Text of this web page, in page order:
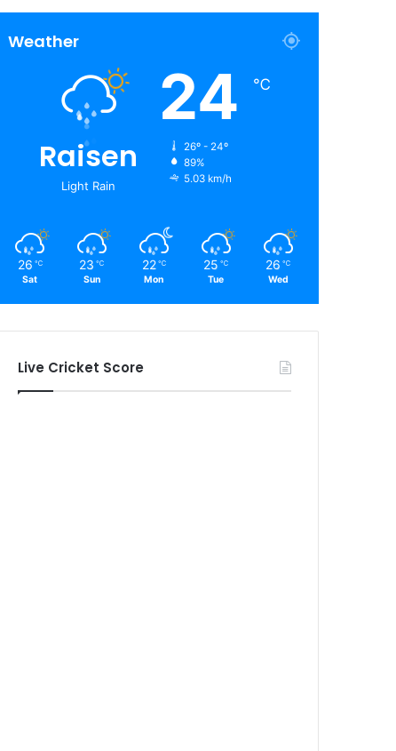
Weather
Raisen
Light Rain
24 ℃
26º - 24º
89%
5.03 km/h
26 ℃
Sat
23 ℃
Sun
22 ℃
Mon
25 ℃
Tue
26 ℃
Wed
Live Cricket Score